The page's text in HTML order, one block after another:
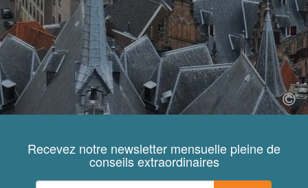
Recevez notre newsletter mensuelle pleine de
conseils extraordinaires